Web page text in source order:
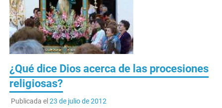
¿Qué dice Dios acerca de las procesiones
religiosas?
Publicada el 23 de julio de 2012